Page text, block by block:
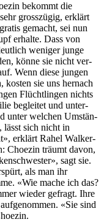
bekommt die
grosszügig, erk­lärt
gemacht, sei nun
erhalte. Dass von
weniger junge
könne sie nicht ver­
Wenn diese jun­gen
kosten sie uns her­nach
Flüchtlin­gen nichts
begleit­et und unter­
unter welchen Umstän­
lässt sich nicht in
erk­lärt Rahel Walk­er-
Choezin träumt davon,
sagt sie.
als man ihr
«Wie mache ich das?
wieder gefragt. Ihre
«Sie sind